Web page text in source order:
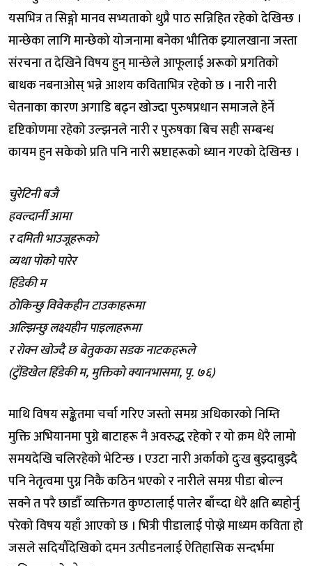
यसभित्र त सिङ्गो मानव सभ्यताको थुप्रै पाठ सन्निहित रहेको देखिन्छ ।
मान्छेका लागि मान्छेको योजनामा बनेका भौतिक झ्यालखाना जस्ता
संरचना त देखिने विषय हुन् मान्छेले आफूलाई अरूको प्रगतिको
बाधक नबनाओस् भन्ने आशय कविताभित्र रहेको छ । नारी नारी
चेतनाका कारण अगाडि बढ्न खोज्दा पुरुषप्रधान समाजले हेर्ने
दृष्टिकोणमा रहेको उल्झनले नारी र पुरुषका बिच सही सम्बन्ध
कायम हुन सकेको प्रति पनि नारी स्रष्टाहरूको ध्यान गएको देखिन्छ ।
चुरेटिनी बजै
हवल्दार्नी आमा
र दमिती भाउजूहरूको
व्यथा पोको पारेर
हिँडेकी म
ठोकिन्छु विवेकहीन टाउकाहरूमा
अल्झिन्छु लक्ष्यहीन पाइलाहरूमा
र रोक्न खोज्दै छ बेतुकका सडक नाटकहरूले
(टुँडिखेल हिँडेकी म, मुक्तिको क्यानभासमा, पृ. ७६)
माथि विषय सङ्केतमा चर्चा गरिए जस्तो समग्र अधिकारको निम्ति
मुक्ति अभियानमा पुग्ने बाटाहरू नै अवरुद्ध रहेको र यो क्रम धेरै लामो
समयदेखि चलिरहेको भेटिन्छ । एउटा नारी अर्काको दुःख बुझ्दाबुझ्दै
पनि नेतृत्वमा पुग्न निकै कठिन भएको र नारीले समग्र पीडा बोल्न
सक्ने त परै छाडौँ व्यक्तिगत कुण्ठालाई पालेर बाँच्दा धेरै क्षति ब्यहोर्नु
परेको विषय यहाँ आएको छ । भित्री पीडालाई पोख्ने माध्यम कविता हो
जसले सदियौँदेखिको दमन उत्पीडनलाई ऐतिहासिक सन्दर्भमा